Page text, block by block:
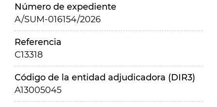
Número de expediente
A/SUM-016154/2026
Referencia
C13318
Código de la entidad adjudicadora (DIR3)
A13005045